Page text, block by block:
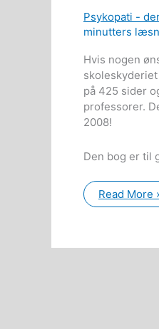
Psykopati -
minutters
Hvis nogen
på 425 sider
professorer.
2008!
Den bog er til
Beviser
for
Read More